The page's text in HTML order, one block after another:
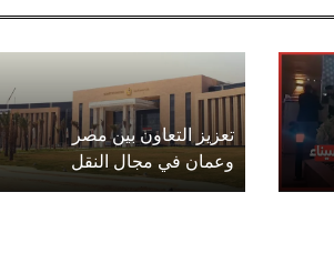
تعزيز التعاون بين مصر
وعمان في مجال النقل